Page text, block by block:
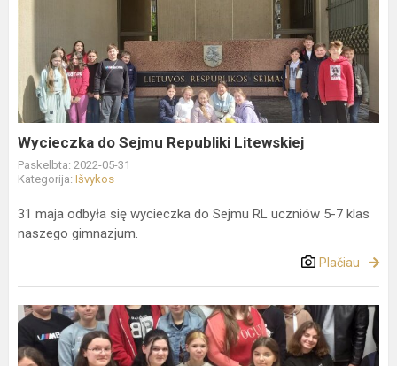
Republiki
Litewskiej
Wycieczka do Sejmu Republiki Litewskiej
Paskelbta: 2022-05-31
Kategorija: Išvykos
31 maja odbyła się wycieczka do Sejmu RL uczniów 5-7 klas
naszego gimnazjum.
Plačiau
Natūralaus
muilo
dirbtuvėse